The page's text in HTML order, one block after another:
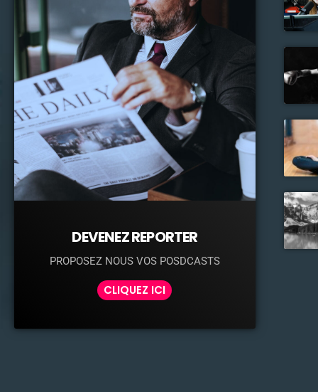
DEVENEZ REPORTER
PROPOSEZ NOUS VOS POSDCASTS
CLIQUEZ ICI